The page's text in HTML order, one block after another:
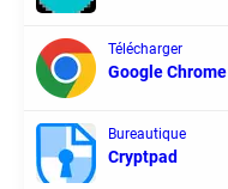
Télécharger
Google Chrome
Bureautique
Cryptpad